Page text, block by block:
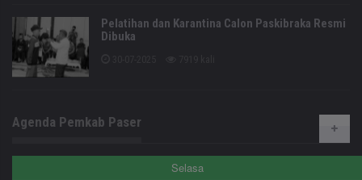
Pelatihan dan Karantina Calon Paskibraka Resmi
Dibuka
Agenda Pemkab Paser
Selasa